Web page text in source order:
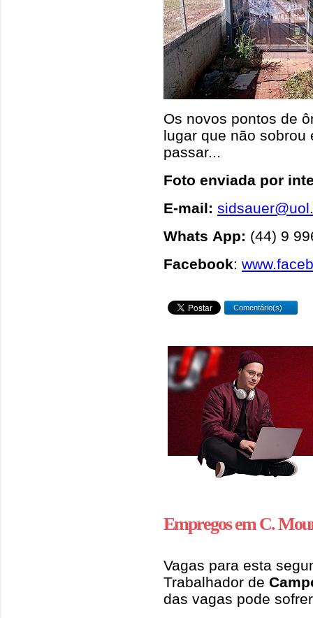
Os novos pontos de
lugar que não sobrou
passar...
Foto enviada por
E-mail:
Whats App: (44) 9
Facebook:
Comentário(s)
Empregos em C.
Vagas para esta
Trabalhador de
das vagas pode